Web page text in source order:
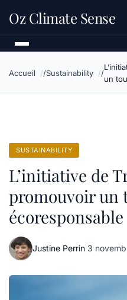
Oz Climate Sense
Accueil Sustainability
un
SUSTAINABILITY
L’initiative de
promouvoir un
écoresponsable
Justine Perrin·3